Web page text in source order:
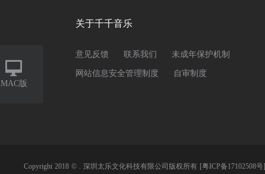

MAC版
关于千千音乐
意见反馈 联系我们 未成年保护机制
网站信息安全管理制度 自审制度
Copyright 2018 © . 深圳太乐文化科技有限公司版权所有 [粤ICP备17102508号]